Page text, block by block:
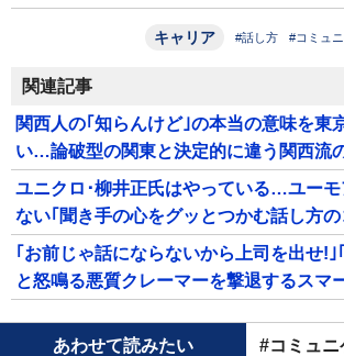
キャリア #話し方 #コミュ
関連記事
関西人の｢知らんけど｣の本当の意味を東
い…論破型の関東と決定的に違う関西流
ユニクロ･柳井正氏はやっている…ユーモ
ない｢聞き手の心をグッとつかむ話し方の
｢お前じゃ話にならないから上司を出せ!｣
と怒鳴る悪質クレーマーを撃退するスマ
あわせて読みたい #コミュニ